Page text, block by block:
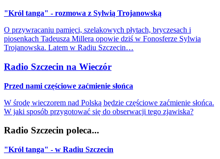
"Król tanga" - rozmowa z Sylwią Trojanowską
O przywracaniu pamięci, szelakowych płytach, bryczesach i
piosenkach Tadeusza Millera opowie dziś w Fonosferze Sylwia
Trojanowska. Latem w Radiu Szczecin…
Radio Szczecin na Wieczór
Przed nami częściowe zaćmienie słońca
W środę wieczorem nad Polską będzie częściowe zaćmienie słońca.
W jaki sposób przygotować się do obserwacji tego zjawiska?
Radio Szczecin poleca...
"Król tanga" - w Radiu Szczecin